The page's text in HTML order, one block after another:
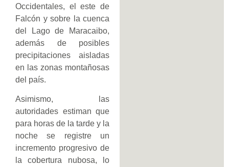
Occidentales, el este de
Falcón y sobre la cuenca
del Lago de Maracaibo,
además de posibles
precipitaciones aisladas
en las zonas montañosas
del país.
Asimismo, las
autoridades estiman que
para horas de la tarde y la
noche se registre un
incremento progresivo de
la cobertura nubosa, lo